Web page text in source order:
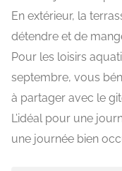
En extérieur, la
détendre et de
Pour les loisirs
septembre, vous
à partager avec le
L’idéal pour une
une journée bien